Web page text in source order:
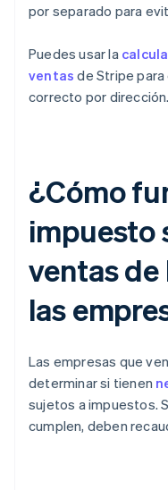
por separado para
Puedes usar la
ventas de Stripe
correcto por dirección.
¿Cómo
impuesto
ventas
las
Las empresas que
determinar si tienen
sujetos a impuestos.
cumplen, deben